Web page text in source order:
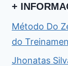
+
Método Do
do
Jhonatas